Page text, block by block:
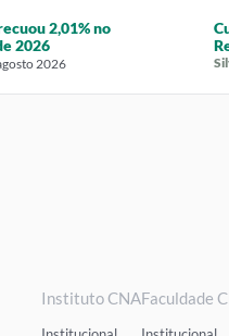
2,01% no
2026
2026
Instituto CNAFaculdade